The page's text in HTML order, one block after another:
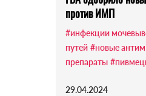
против ИМП
#инфекции
путей #новые
препараты
29.04.2024